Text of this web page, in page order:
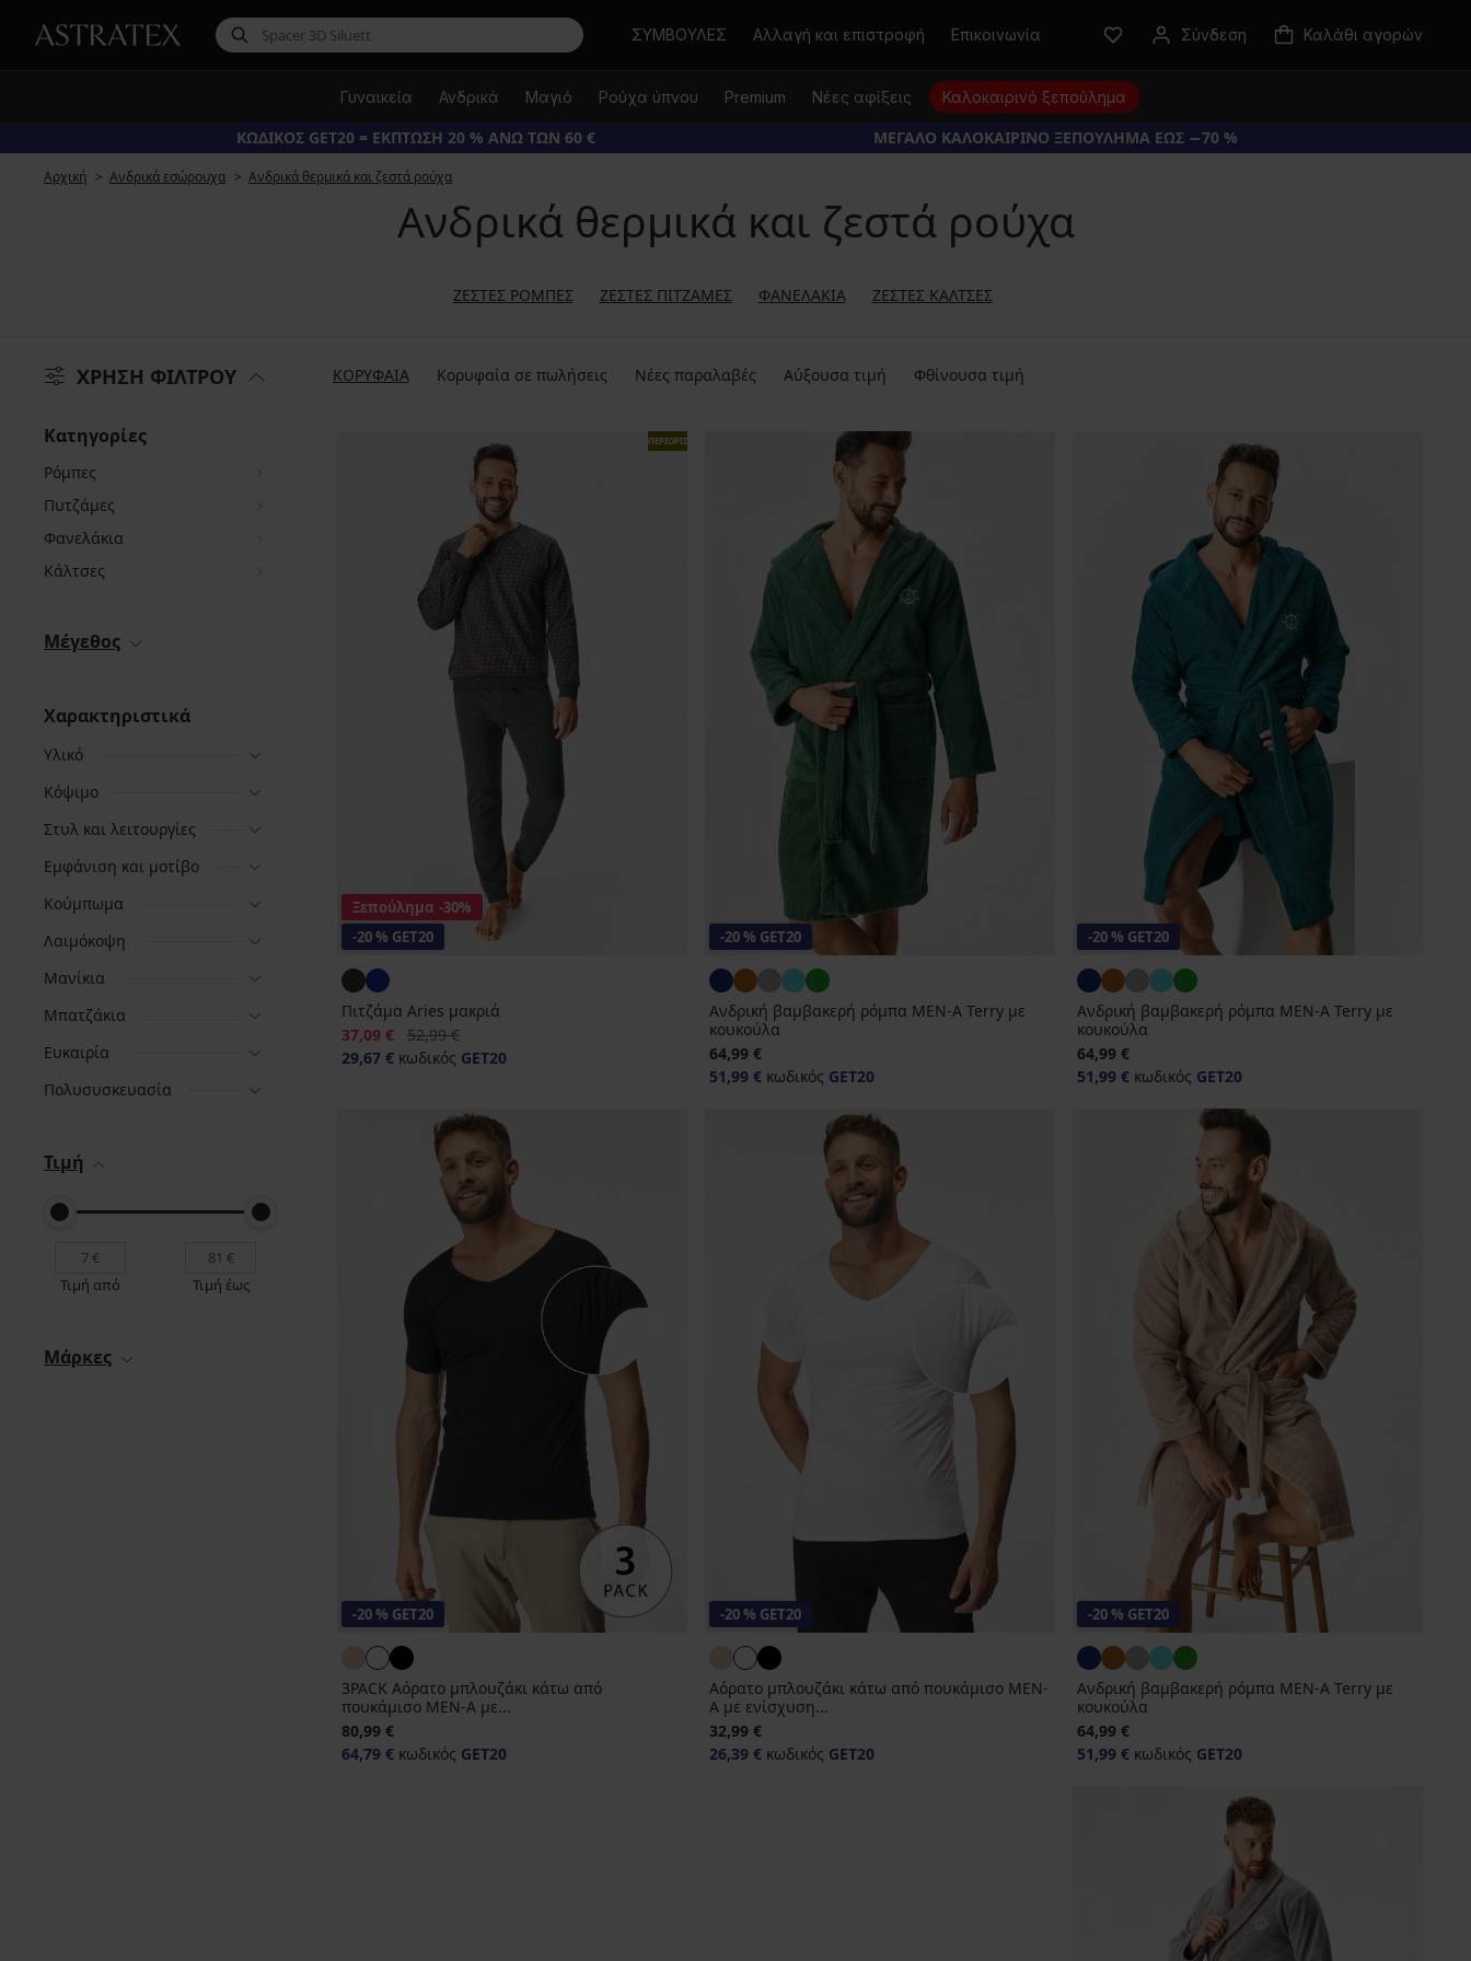
Αναζήτηση
ΣΥΜΒΟΥΛΕΣ Αλλαγή και επιστροφή Επικοινωνία Σύνδεση Καλάθι αγορών
Γυναικεία Ανδρικά Μαγιό Ρούχα ύπνου Premium Νέες αφίξεις Καλοκαιρινό ξεπούλημα
ΚΩΔΙΚΟΣ GET20 = ΕΚΠΤΩΣΗ 20 % ΑΝΩ ΤΩΝ 60 € ΜΕΓΑΛΟ ΚΑΛΟΚΑΙΡΙΝΟ ΞΕΠΟΥΛΗΜΑ ΕΩΣ −70 %
Αρχική Ανδρικά εσώρουχα Ανδρικά θερμικά και ζεστά ρούχα
Ανδρικά θερμικά και ζεστά ρούχα
ΖΕΣΤΈΣ ΡΌΜΠΕΣ ΖΕΣΤΈΣ ΠΙΤΖΆΜΕΣ ΦΑΝΕΛΆΚΙΑ ΖΕΣΤΈΣ ΚΆΛΤΣΕΣ
ΧΡΗΣΗ ΦΙΛΤΡΟΥ ΚΟΡΥΦΑΙΑ Κορυφαία σε πωλήσεις Νέες παραλαβές Αύξουσα τιμή Φθίνουσα τιμή
Κατηγορίες
Ρόμπες
Πυτζάμες
Φανελάκια
Κάλτσες
Μέγεθος
Χαρακτηριστικά
Υλικό
Κόψιμο
Στυλ και λειτουργίες
Εμφάνιση και μοτίβο
Κούμπωμα
Λαιμόκοψη
Μανίκια
Μπατζάκια
Ευκαιρία
Πολυσυσκευασία
Τιμή
Τιμή από Τιμή έως
Μάρκες
ΠΕΡΙΟΡΙΣΜΕΝΑ
Ξεπούλημα -30%
-20 % GET20
Πιτζάμα Aries μακριά
Έκπτωση
37,09 € Αρχική τιμή
52,99 €
29,67 € κωδικός GET20
-20 % GET20
Ανδρική βαμβακερή ρόμπα MEN-A Terry με
κουκούλα
64,99 €
51,99 €κωδικός GET20
-20 % GET20
Ανδρική βαμβακερή ρόμπα MEN-A Terry με
κουκούλα
64,99 €
51,99 €κωδικός GET20
-20 % GET20
3PACK Αόρατο μπλουζάκι κάτω από
πουκάμισο MEN-A με...
80,99 €
64,79 € κωδικός GET20
-20 % GET20
Αόρατο μπλουζάκι κάτω από πουκάμισο MEN-
A με ενίσχυση...
32,99 €
26,39 €κωδικός GET20
-20 % GET20
Ανδρική βαμβακερή ρόμπα MEN-A Terry με
κουκούλα
64,99 €
51,99 €κωδικός GET20